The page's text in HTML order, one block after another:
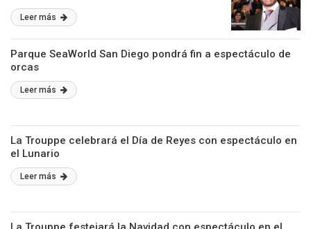
Leer más
Parque SeaWorld San Diego pondrá fin a espectáculo de
orcas
Leer más
La Trouppe celebrará el Día de Reyes con espectáculo en
el Lunario
Leer más